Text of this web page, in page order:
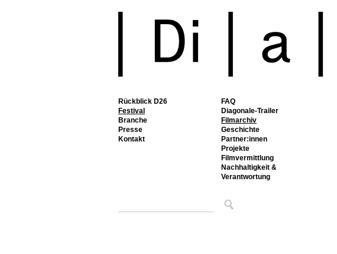
Rückblick D26
Festival
FAQ
Diagonale-Trailer
Filmarchiv
Geschichte
Partner:innen
Projekte
Filmvermittlung
Nachhaltigkeit &
Verantwortung
Branche
Presse
Kontakt